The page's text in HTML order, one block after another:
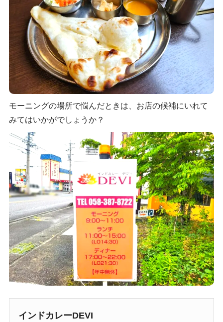
モーニングの場所で悩んだときは、お店の候補にいれて
みてはいかがでしょうか？
インドカレーDEVI